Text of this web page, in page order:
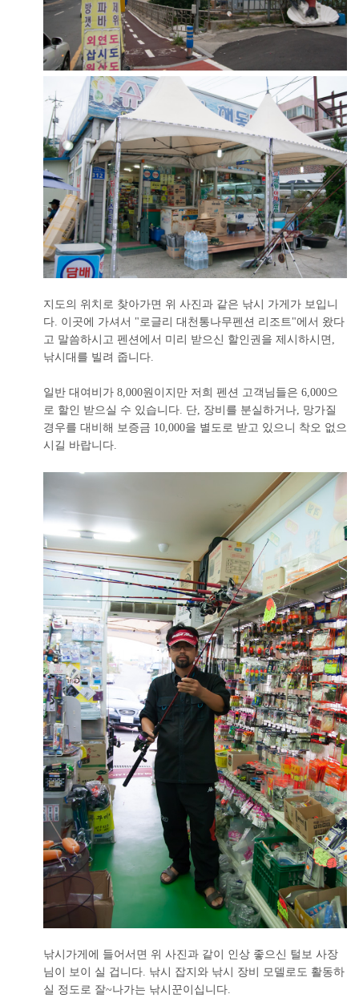
지도의 위치로 찾아가면 위 사진과 같은 낚시 가게가 보입니
다. 이곳에 가셔서 "로글리 대천통나무펜션 리조트"에서 왔다
고 말씀하시고 펜션에서 미리 받으신 할인권을 제시하시면,
낚시대를 빌려 줍니다.
일반 대여비가 8,000원이지만 저희 펜션 고객님들은 6,000으
로 할인 받으실 수 있습니다. 단, 장비를 분실하거나, 망가질
경우를 대비해 보증금 10,000을 별도로 받고 있으니 착오 없으
시길 바랍니다.
낚시가게에 들어서면 위 사진과 같이 인상 좋으신 털보 사장
님이 보이 실 겁니다. 낚시 잡지와 낚시 장비 모델로도 활동하
실 정도로 잘~나가는 낚시꾼이십니다.